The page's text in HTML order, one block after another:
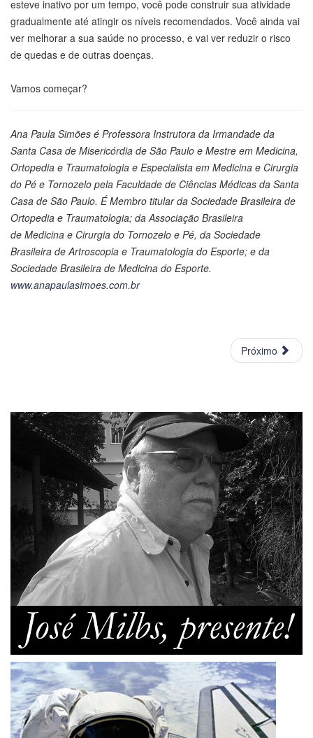
esteve inativo por um tempo, você pode construir sua atividade
gradualmente até atingir os níveis recomendados. Você ainda vai
ver melhorar a sua saúde no processo, e vai ver reduzir o risco
de quedas e de outras doenças.
Vamos começar?
Ana Paula Simões é Professora Instrutora da Irmandade da
Santa Casa de Misericórdia de São Paulo e Mestre em Medicina,
Ortopedia e Traumatologia e Especialista em Medicina e Cirurgia
do Pé e Tornozelo pela Faculdade de Ciências Médicas da Santa
Casa de São Paulo. É Membro titular da Sociedade Brasileira de
Ortopedia e Traumatologia; da Associação Brasileira
de Medicina e Cirurgia do Tornozelo e Pé, da Sociedade
Brasileira de Artroscopia e Traumatologia do Esporte; e da
Sociedade Brasileira de Medicina do Esporte.
www.anapaulasimoes.com.br
Próximo